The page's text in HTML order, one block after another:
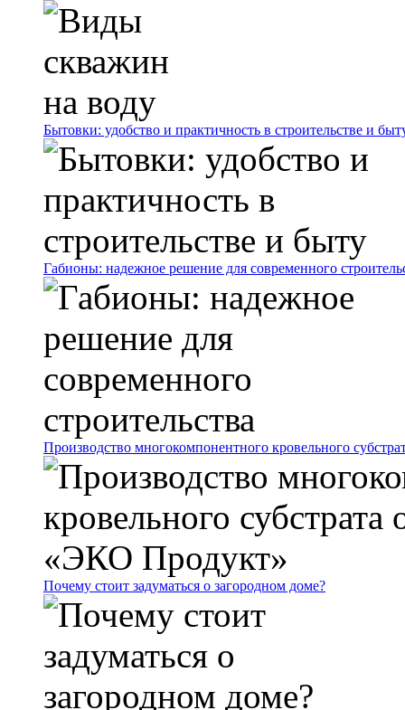
Бытовки: удобство и практичность в строительстве и
Габионы: надежное решение для современного
Производство многокомпонентного кровельного
Почему стоит задуматься о загородном доме?